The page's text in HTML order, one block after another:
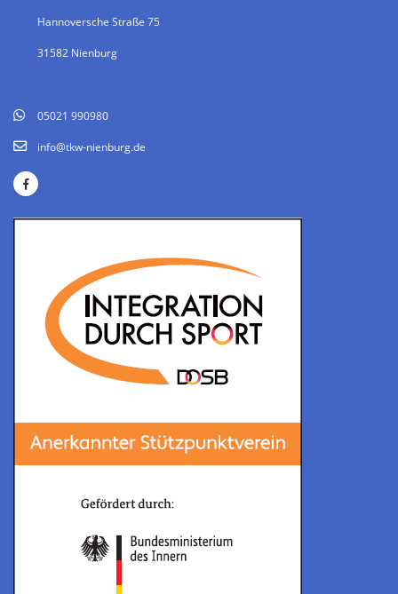
Hannoversche Straße 75
31582 Nienburg
05021 990980
info@tkw-nienburg.de